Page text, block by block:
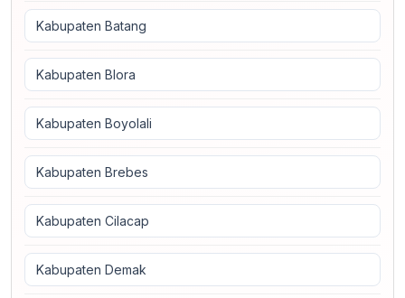
Kabupaten Batang
Kabupaten Blora
Kabupaten Boyolali
Kabupaten Brebes
Kabupaten Cilacap
Kabupaten Demak